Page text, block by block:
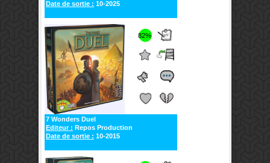
Date de sortie : 10-2025
82%
7 Wonders Duel
Editeur : Repos Production
Date de sortie : 10-2015